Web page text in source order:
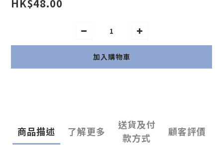
HK$48.00
加入購物車
商品描述 了解更多
送貨及付
款方式
顧客評價